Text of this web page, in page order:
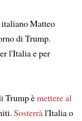
Matteo
di Trump.
l'Italia e per
Trump èmettere al
Sosterràl'Italia o